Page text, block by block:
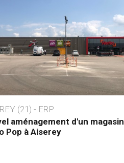
(21) - ERP
aménagement d'un magasin
Pop à Aiserey